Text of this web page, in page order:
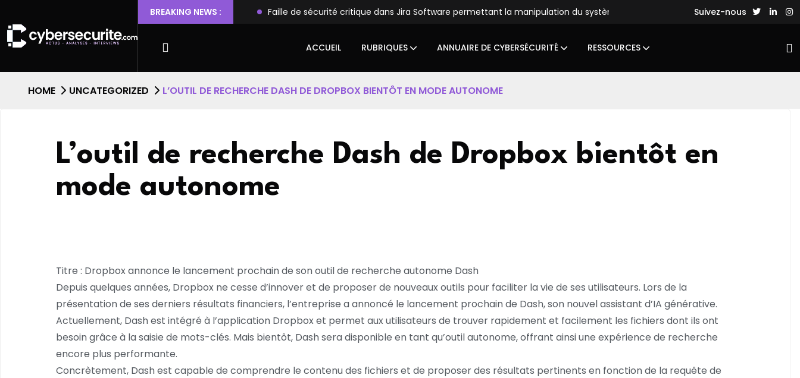
BREAKING NEWS :
permettant l’escalade de privilèges et l’accès root Faille de sécurité critique dans Jira Software permettant la manipulation du système de fichiers Des hackers chinois
Suivez-nous
ACCUEIL RUBRIQUES ANNUAIRE DE CYBERSÉCURITÉ RESSOURCES
HOME UNCATEGORIZED L’OUTIL DE RECHERCHE DASH DE DROPBOX BIENTÔT EN MODE AUTONOME
L’outil de recherche Dash de Dropbox bientôt en
mode autonome
Titre : Dropbox annonce le lancement prochain de son outil de recherche autonome Dash
Depuis quelques années, Dropbox ne cesse d’innover et de proposer de nouveaux outils pour faciliter la vie de ses utilisateurs. Lors de la
présentation de ses derniers résultats financiers, l’entreprise a annoncé le lancement prochain de Dash, son nouvel assistant d’IA générative.
Actuellement, Dash est intégré à l’application Dropbox et permet aux utilisateurs de trouver rapidement et facilement les fichiers dont ils ont
besoin grâce à la saisie de mots-clés. Mais bientôt, Dash sera disponible en tant qu’outil autonome, offrant ainsi une expérience de recherche
encore plus performante.
Concrètement, Dash est capable de comprendre le contenu des fichiers et de proposer des résultats pertinents en fonction de la requête de